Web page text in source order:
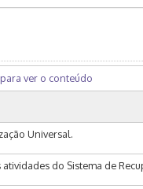
ver o conteúdo
Universal.
atividades do Sistema de